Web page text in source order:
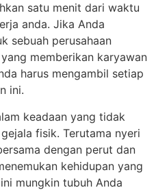
satu menit dari waktu
anda. Jika Anda
sebuah perusahaan
memberikan karyawan
harus mengambil setiap
ini.
keadaan yang tidak
fisik. Terutama nyeri
dengan perut dan
kehidupan yang
mungkin tubuh Anda